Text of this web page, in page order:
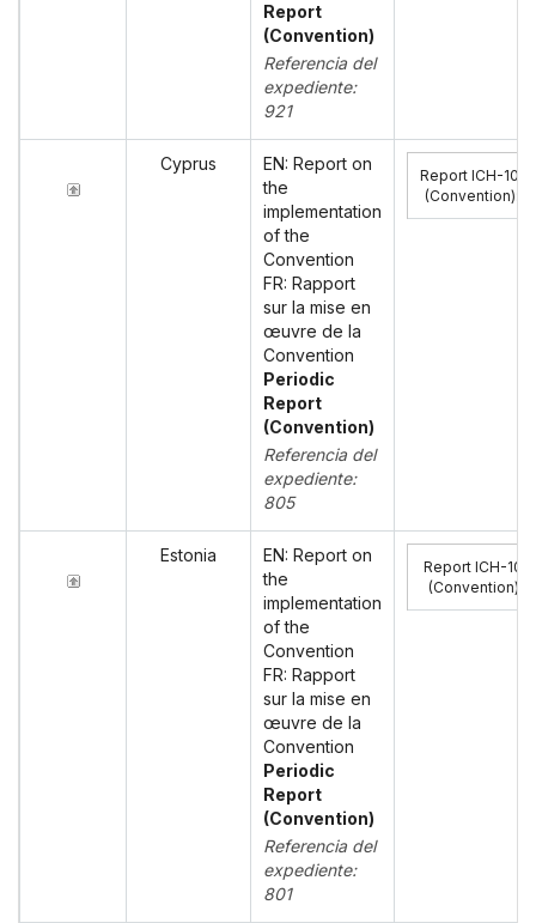
Report
(Convention)
Referencia del
expediente:
921
Cyprus
EN: Report on
the
implementation
of the
Convention
FR: Rapport
sur la mise en
œuvre de la
Convention
Periodic
Report
(Convention)
Referencia del
expediente:
805
Report ICH-10
(Convention)
Estonia
EN: Report on
the
implementation
of the
Convention
FR: Rapport
sur la mise en
œuvre de la
Convention
Periodic
Report
(Convention)
Referencia del
expediente:
801
Report ICH-10
(Convention)